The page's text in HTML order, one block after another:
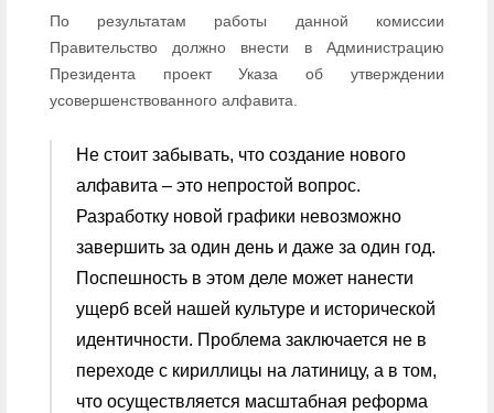
По результатам работы данной комиссии
Правительство должно внести в Администрацию
Президента проект Указа об утверждении
усовершенствованного алфавита.
Не стоит забывать, что создание нового
алфавита – это непростой вопрос.
Разработку новой графики невозможно
завершить за один день и даже за один год.
Поспешность в этом деле может нанести
ущерб всей нашей культуре и исторической
идентичности. Проблема заключается не в
переходе с кириллицы на латиницу, а в том,
что осуществляется масштабная реформа